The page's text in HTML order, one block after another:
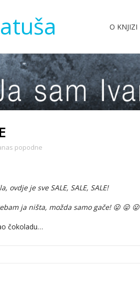
O KNJIZI
popodne
ovdje je sve SALE, SALE, SALE!
ja ništa, možda samo gače! 😛 😛 😛
čokoladu…